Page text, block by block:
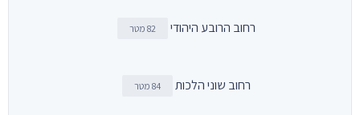
רחוב הרובע היהודי 82 מטר
רחוב שוני הלכות 84 מטר